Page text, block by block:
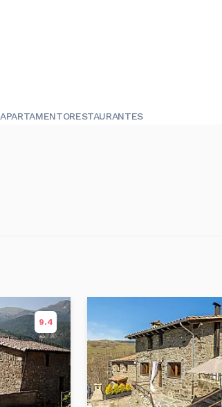
APARTAMENTORESTAURANTES
9.4